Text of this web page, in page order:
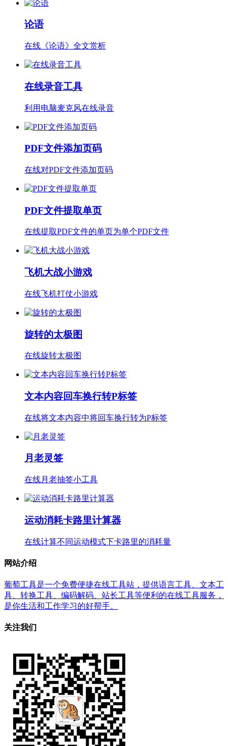
论语
在线《论语》全文赏析
在线录音工具
利用电脑麦克风在线录音
PDF文件添加页码
在线对PDF文件添加页码
PDF文件提取单页
在线提取PDF文件的单页为单个PDF文件
飞机大战小游戏
在线飞机打仗小游戏
旋转的太极图
在线旋转太极图
文本内容回车换行转P标签
在线将文本内容中将回车换行转为P标签
月老灵签
在线月老抽签小工具
运动消耗卡路里计算器
在线计算不同运动模式下卡路里的消耗量
网站介绍
葡萄工具是一个免费便捷在线工具站，提供语言工具、文本工
具、转换工具、编码解码、站长工具等便利的在线工具服务，
是你生活和工作学习的好帮手。
关注我们